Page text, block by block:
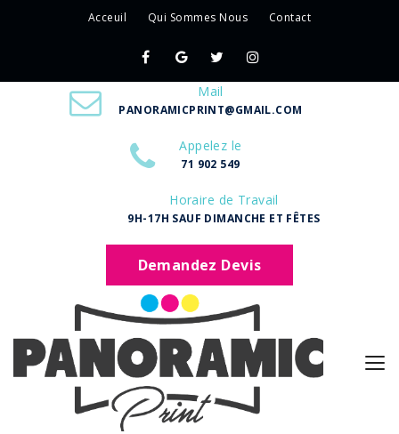
Acceuil Qui Sommes Nous Contact
Mail
PANORAMICPRINT@GMAIL.COM
Appelez le
71 902 549
Horaire de Travail
9H-17H SAUF DIMANCHE ET FÊTES
Demandez Devis